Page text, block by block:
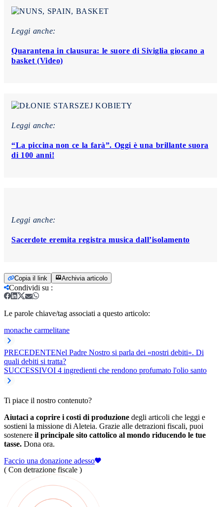
Leggi anche:
Quarantena in clausura: le suore di Siviglia giocano a
basket (Video)
Leggi anche:
“La piccina non ce la farà”. Oggi è una brillante suora
di 100 anni!
Leggi anche:
Sacerdote eremita registra musica dall’isolamento
Copia il link Archivia articolo
Condividi su :
Le parole chiave/tag associati a questo articolo:
monache carmelitane
PRECEDENTENel Padre Nostro si parla dei «nostri debiti». Di
quali debiti si tratta?
SUCCESSIVOI 4 ingredienti che rendono profumato l'olio santo
Ti piace il nostro contenuto?
Aiutaci a coprire i costi di produzione degli articoli che leggi e
sostieni la missione di Aleteia. Grazie alle detrazioni fiscali, puoi
sostenere il principale sito cattolico al mondo riducendo le tue
tasse. Dona ora.
Faccio una donazione adesso
( Con detrazione fiscale )